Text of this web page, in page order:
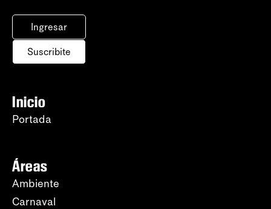
Ingresar
Suscribite
Inicio
Portada
Áreas
Ambiente
Carnaval